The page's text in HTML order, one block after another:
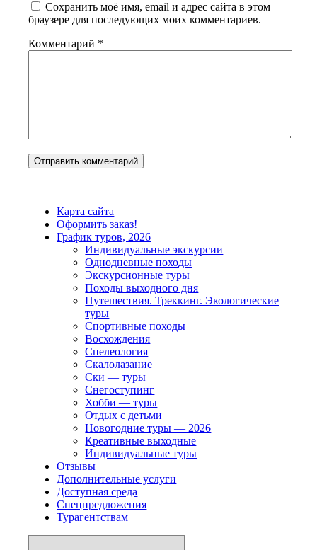
Сохранить моё имя, email и адрес сайта в этом
браузере для последующих моих комментариев.
Комментарий *
Карта сайта
Оформить заказ!
График туров, 2026
Индивидуальные экскурсии
Однодневные походы
Экскурсионные туры
Походы выходного дня
Путешествия. Треккинг. Экологические
туры
Спортивные походы
Восхождения
Спелеология
Скалолазание
Ски — туры
Снегоступинг
Хобби — туры
Отдых с детьми
Новогодние туры — 2026
Креативные выходные
Индивидуальные туры
Отзывы
Дополнительные услуги
Доступная среда
Спецпредложения
Турагентствам